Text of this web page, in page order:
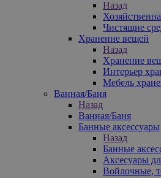
Назад
Чистящие
Хранение вещей
Назад
Хранение
Интерьер
Мебель
Ванная/Баня
Назад
Ванная/Баня
Банные аксессуары
Назад
Банные
Аксесуары
Войлочные,